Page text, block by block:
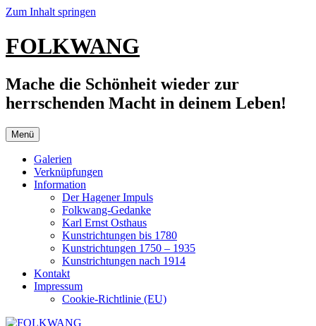
Zum Inhalt springen
FOLKWANG
Mache die Schönheit wieder zur
herrschenden Macht in deinem Leben!
Menü
Galerien
Verknüpfungen
Information
Der Hagener Impuls
Folkwang-Gedanke
Karl Ernst Osthaus
Kunstrichtungen bis 1780
Kunstrichtungen 1750 – 1935
Kunstrichtungen nach 1914
Kontakt
Impressum
Cookie-Richtlinie (EU)